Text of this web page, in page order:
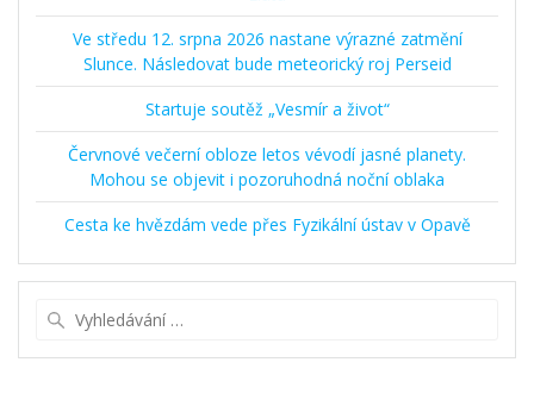
Ve středu 12. srpna 2026 nastane výrazné zatmění
Slunce. Následovat bude meteorický roj Perseid
Startuje soutěž „Vesmír a život“
Červnové večerní obloze letos vévodí jasné planety.
Mohou se objevit i pozoruhodná noční oblaka
Cesta ke hvězdám vede přes Fyzikální ústav v Opavě